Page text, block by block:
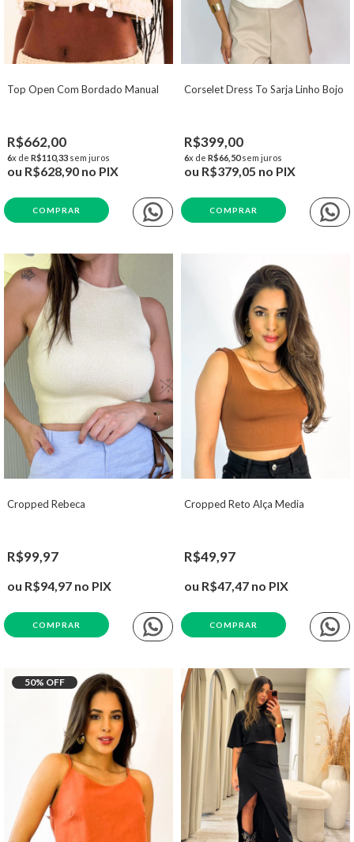
Top Open Com Bordado Manual
R$662,00
6x de R$110,33 sem juros
ou R$628,90 no PIX
COMPRAR
Corselet Dress To Sarja Linho Bojo
R$399,00
6x de R$66,50sem juros
ou R$379,05 no PIX
COMPRAR
Cropped Rebeca
R$99,97
ou R$94,97 no PIX
COMPRAR
Cropped Reto Alça Media
R$49,97
ou R$47,47 no PIX
COMPRAR
50% OFF